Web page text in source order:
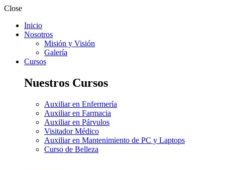
Close
Inicio
Nosotros
Misión y Visión
Galería
Cursos
Nuestros Cursos
Auxiliar en Enfermería
Auxiliar en Farmacia
Auxiliar en Párvulos
Visitador Médico
Auxiliar en Mantenimiento de PC y Laptops
Curso de Belleza